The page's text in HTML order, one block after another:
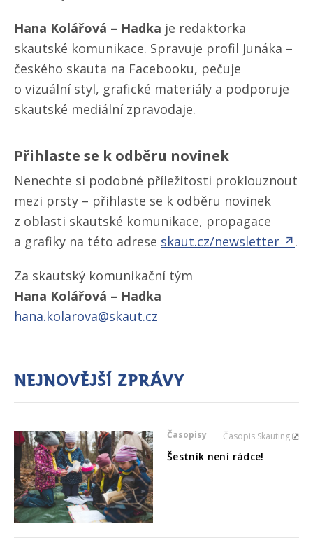
Hana Kolářová – Hadka je redaktorka
skautské komunikace. Spravuje profil Junáka –
českého skauta na Facebooku, pečuje
o vizuální styl, grafické materiály a podporuje
skautské mediální zpravodaje.
Přihlaste se k odběru novinek
Nenechte si podobné příležitosti proklouznout
mezi prsty – přihlaste se k odběru novinek
z oblasti skautské komunikace, propagace
a grafiky na této adrese skaut.cz/​newsletter ↗.
Za skautský komunikační tým
Hana Kolářová – Hadka
hana.kolarova@skaut.cz
Nejnovější zprávy
Časopisy Časopis Skauting
Šestník není rádce!